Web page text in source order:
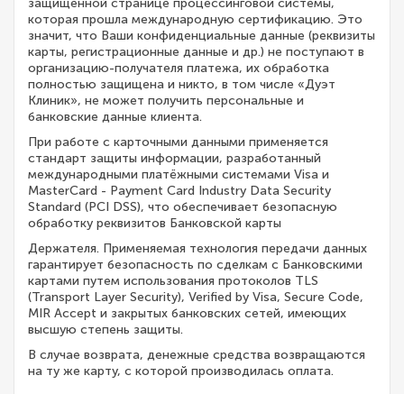
защищенной странице процессинговой системы,
которая прошла международную сертификацию. Это
значит, что Ваши конфиденциальные данные (реквизиты
карты, регистрационные данные и др.) не поступают в
организацию-получателя платежа, их обработка
полностью защищена и никто, в том числе «Дуэт
Клиник», не может получить персональные и
банковские данные клиента.
При работе с карточными данными применяется
стандарт защиты информации, разработанный
международными платёжными системами Visa и
MasterCard - Payment Card Industry Data Security
Standard (PCI DSS), что обеспечивает безопасную
обработку реквизитов Банковской карты
Держателя. Применяемая технология передачи данных
гарантирует безопасность по сделкам с Банковскими
картами путем использования протоколов TLS
(Transport Layer Security), Verified by Visa, Secure Code,
MIR Accept и закрытых банковских сетей, имеющих
высшую степень защиты.
В случае возврата, денежные средства возвращаются
на ту же карту, с которой производилась оплата.